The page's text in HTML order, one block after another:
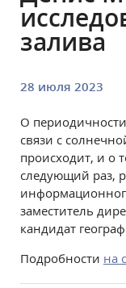
залива
28 июля 2023
О
связи с
происходит, и о
следующий раз,
заместитель
кандидат
Подробности на